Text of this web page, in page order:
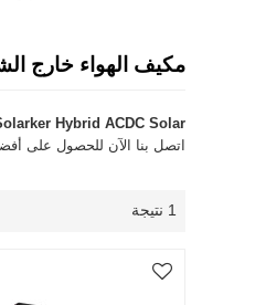
مكيف الهواء خارج
Hybrid ACDC Solar
اتصل بنا الآن للحصول على
1 نتيجة